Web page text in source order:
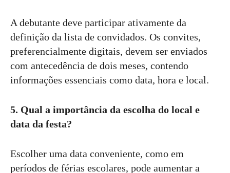
A debutante deve participar ativamente da
definição da lista de convidados. Os convites,
preferencialmente digitais, devem ser enviados
com antecedência de dois meses, contendo
informações essenciais como data, hora e local.
5. Qual a importância da escolha do local e
data da festa?
Escolher uma data conveniente, como em
períodos de férias escolares, pode aumentar a